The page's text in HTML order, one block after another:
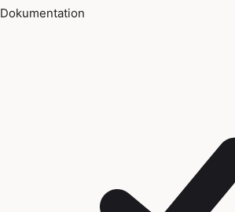
Dokumentation